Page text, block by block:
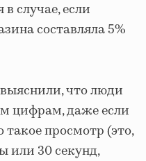
случае, если
составляла 5%
что люди
цифрам, даже если
просмотр (это,
или 30 секунд,